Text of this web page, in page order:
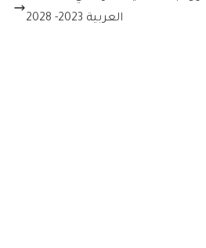
العربية 2023- 2028